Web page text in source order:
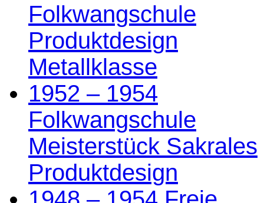
Folkwangschule
Produktdesign
Metallklasse
1952 – 1954
Folkwangschule
Meisterstück Sakrales
Produktdesign